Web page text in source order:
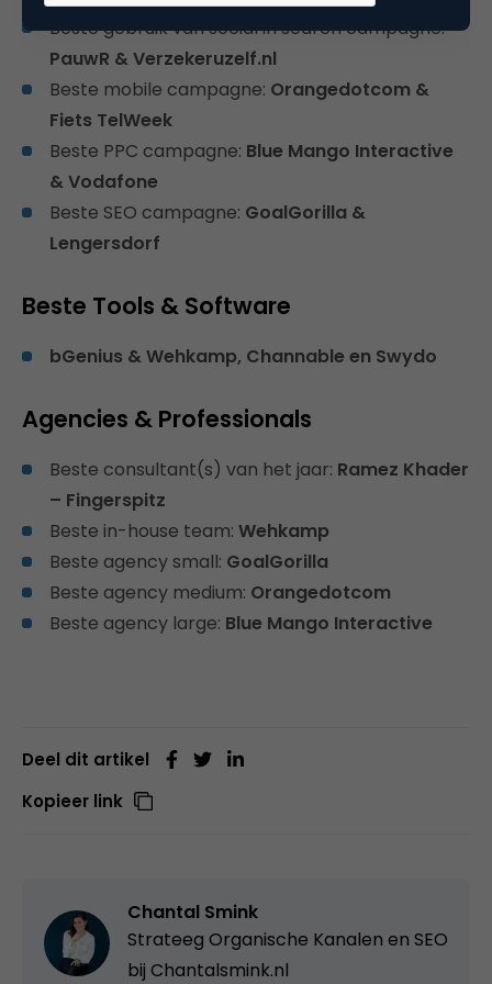
​Beste gebruik van social in search campagne:
PauwR & Verzekeruzelf.nl
Beste mobile campagne: Orangedotcom &
Fiets TelWeek
Beste PPC campagne: Blue Mango Interactive
& Vodafone
​Beste SEO campagne: GoalGorilla &
Lengersdorf
Beste Tools & Software
bGenius & Wehkamp, Channable en Swydo
Agencies & Professionals
Beste consultant(s) van het jaar: Ramez Khader
– Fingerspitz
Beste in-house team: Wehkamp
Beste agency small: GoalGorilla
Beste agency medium: Orangedotcom
Beste agency large: Blue Mango Interactive
Deel dit artikel
Kopieer link
Chantal Smink
Strateeg Organische Kanalen en SEO
bij Chantalsmink.nl